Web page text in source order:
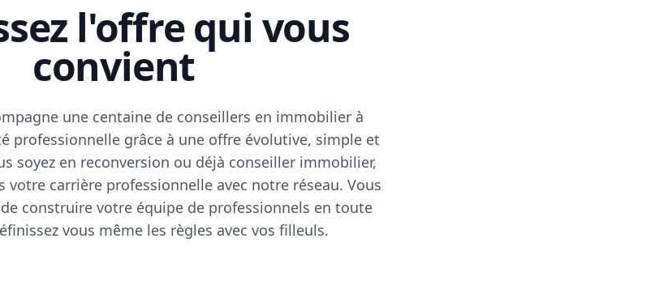
l'offre qui vous
convient
une centaine de conseillers en immobilier à
professionnelle grâce à une offre évolutive, simple et
soyez en reconversion ou déjà conseiller immobilier,
votre carrière professionnelle avec notre réseau. Vous
construire votre équipe de professionnels en toute
vous même les règles avec vos filleuls.